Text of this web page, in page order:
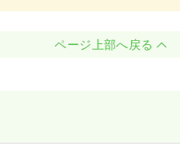
ページ上部へ戻る